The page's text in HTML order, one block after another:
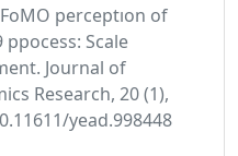
FoMO perceptıon of
ppocess: Scale
Journal of
Research, 20 (1),
yead.998448